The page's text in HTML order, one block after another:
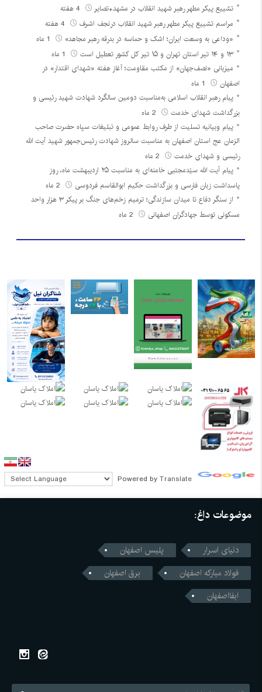
تشییع پیکر مطهر رهبر شهید انقلاب در مشهد+تصایر
مراسم تشییع پیکر مطهر رهبر شهید انقلاب درنجف اشرف
«وداعی به وسعت ایران؛ اشک و حماسه در بدرقه رهبر مجاهد»
۱۳ و ۱۴ تیر استان تهران و ۱۵ تیر کل کشور تعطیل است
میزبانی «نصف‌جهان» از مکتب مقاومت؛ آغاز هفته «شهدای اقتدار» در
اصفهان
پیام رهبر انقلاب اسلامی به‌مناسبت دومین سالگرد شهادت شهید رئیسی و
بزرگداشت شهدای خدمت
پیام وبیانیه تسلیت از طرف روابط عمومی و تبلیغات سپاه حضرت صاحب
الزمان عج استان اصفهان به مناسبت سالروز شهادت رئیس‌جمهور شهید آیت الله
رئیسی و شهدای خدمت
پیام آیت الله سیّدمجتبی خامنه‌ای به مناسبت ۲۵ اردیبهشت ماه، روز
پاسداشت زبان فارسی و بزرگداشت حکیم ابوالقاسم فردوسی
از سنگر دفاع تا میدان سازندگی؛ ترمیم زخم‌های جنگ بر پیکر ۳ هزار واحد
مسکونی توسط جهادگران اصفهانی
Powered by Translate
موضوعات داغ:
دنیای اسرار
پلیس اصفهان
فولاد مبارکه اصفهان
برق اصفهان
ابفااصفهان